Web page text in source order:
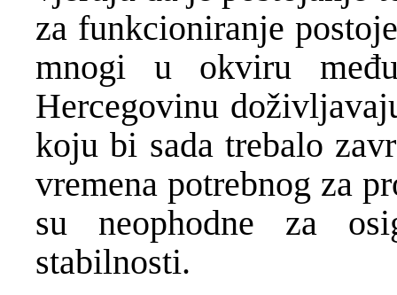
za funkcioniranje
mnogi u okviru
Hercegovinu
koju bi sada trebalo
vremena potrebnog za
su neophodne za
stabilnosti.